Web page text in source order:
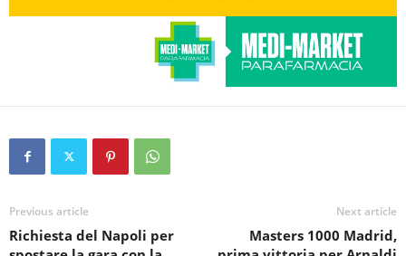
Previous article
Richiesta del Napoli per
Next article
Masters 1000 Madrid,